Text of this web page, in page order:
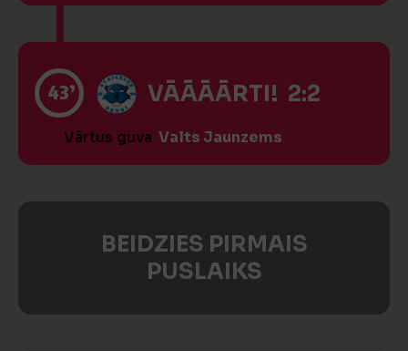
43’ VĀĀĀĀRTI! 2:2
Vārtus guva Valts Jaunzems
BEIDZIES PIRMAIS
PUSLAIKS